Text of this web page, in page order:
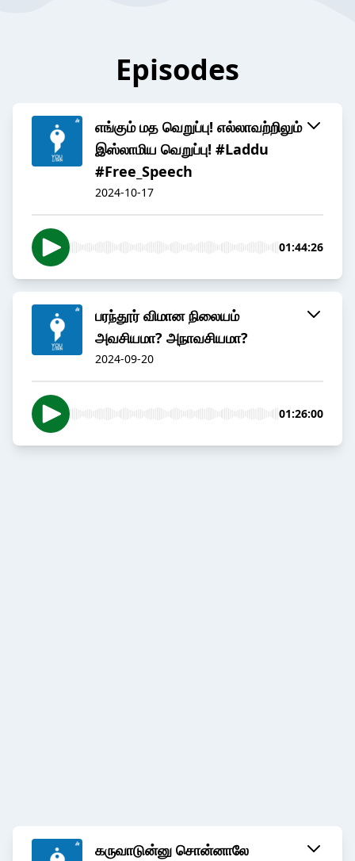
Episodes
எங்கும் மத வெறுப்பு! எல்லாவற்றிலும்
இஸ்லாமிய வெறுப்பு! #Laddu
#Free_Speech
2024-10-17
01:44:26
பரந்தூர் விமான நிலையம்
அவசியமா? அநாவசியமா?
2024-09-20
01:26:00
கருவாடுன்னு சொன்னாலே